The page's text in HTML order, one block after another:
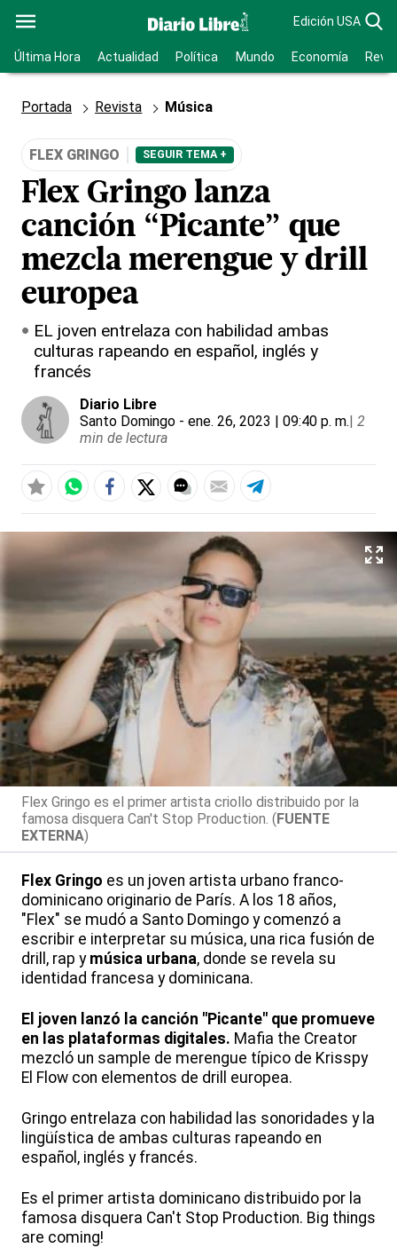
Edición USA
Última Hora Actualidad Política Mundo Economía
Portada Revista Música
FLEX GRINGO SEGUIR TEMA +
Flex Gringo lanza
canción “Picante” que
mezcla merengue y drill
europea
EL joven entrelaza con habilidad ambas
culturas rapeando en español, inglés y
francés
Diario Libre
Santo Domingo - ene. 26, 2023 | 09:40 p. m.| 2
min de lectura
Flex Gringo es el primer artista criollo distribuido por la
famosa disquera Can't Stop Production. (FUENTE
EXTERNA)
Flex Gringo es un joven artista urbano franco-
dominicano originario de París. A los 18 años,
"Flex" se mudó a Santo Domingo y comenzó a
escribir e interpretar su música, una rica fusión de
drill, rap y música urbana, donde se revela su
identidad francesa y dominicana.
El joven lanzó la canción "Picante" que promueve
en las plataformas digitales. Mafia the Creator
mezcló un sample de merengue típico de Krisspy
El Flow con elementos de drill europea.
Gringo entrelaza con habilidad las sonoridades y la
lingüística de ambas culturas rapeando en
español, inglés y francés.
Es el primer artista dominicano distribuido por la
famosa disquera Can't Stop Production. Big things
are coming!